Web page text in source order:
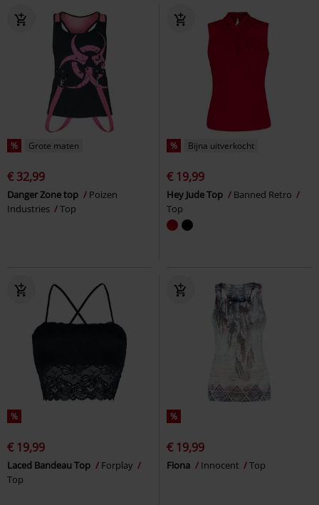
% Grote maten
€ 32,99
Danger Zone top
Poizen
Industries
Top
% Bijna uitverkocht
€ 19,99
Hey Jude Top
Banned Retro
Top
%
€ 19,99
Laced Bandeau Top
Forplay
Top
%
€ 19,99
Fiona Innocent Top